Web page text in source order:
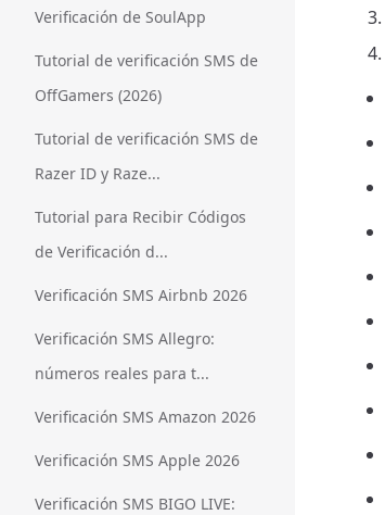
Verificación de SoulApp
Tutorial de verificación SMS de
OffGamers (2026)
Tutorial de verificación SMS de
Razer ID y Raze...
Tutorial para Recibir Códigos
de Verificación d...
Verificación SMS Airbnb 2026
Verificación SMS Allegro:
números reales para t...
Verificación SMS Amazon 2026
Verificación SMS Apple 2026
Verificación SMS BIGO LIVE: